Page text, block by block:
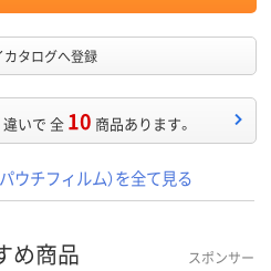
カタログへ登録
違いで 全 10 商品あります。
ウチフィルム）を全て見る
め商品 スポンサー